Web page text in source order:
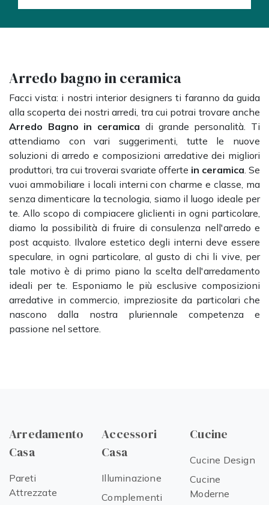
Arredo bagno in ceramica
Facci vista: i nostri interior designers ti faranno da guida
alla scoperta dei nostri arredi, tra cui potrai trovare anche
Arredo Bagno in ceramica di grande personalità. Ti
attendiamo con vari suggerimenti, tutte le nuove
soluzioni di arredo e composizioni arredative dei migliori
produttori, tra cui troverai svariate offerte in ceramica. Se
vuoi ammobiliare i locali interni con charme e classe, ma
senza dimenticare la tecnologia, siamo il luogo ideale per
te. Allo scopo di compiacere gliclienti in ogni particolare,
diamo la possibilità di fruire di consulenza nell'arredo e
post acquisto. Ilvalore estetico degli interni deve essere
speculare, in ogni particolare, al gusto di chi li vive, per
tale motivo è di primo piano la scelta dell'arredamento
ideali per te. Esponiamo le più esclusive composizioni
arredative in commercio, impreziosite da particolari che
nascono dalla nostra pluriennale competenza e
passione nel settore.
Arredamento
Casa
Pareti
Attrezzate
Accessori
Casa
Illuminazione
Complementi
Cucine
Cucine Design
Cucine
Moderne